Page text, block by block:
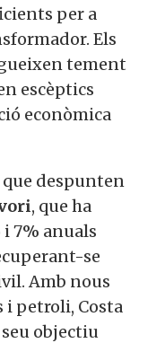
per a
Els
tement
escèptics
econòmica
despunten
, que ha
7% anuals
se
Amb nous
i petroli, Costa
objectiu